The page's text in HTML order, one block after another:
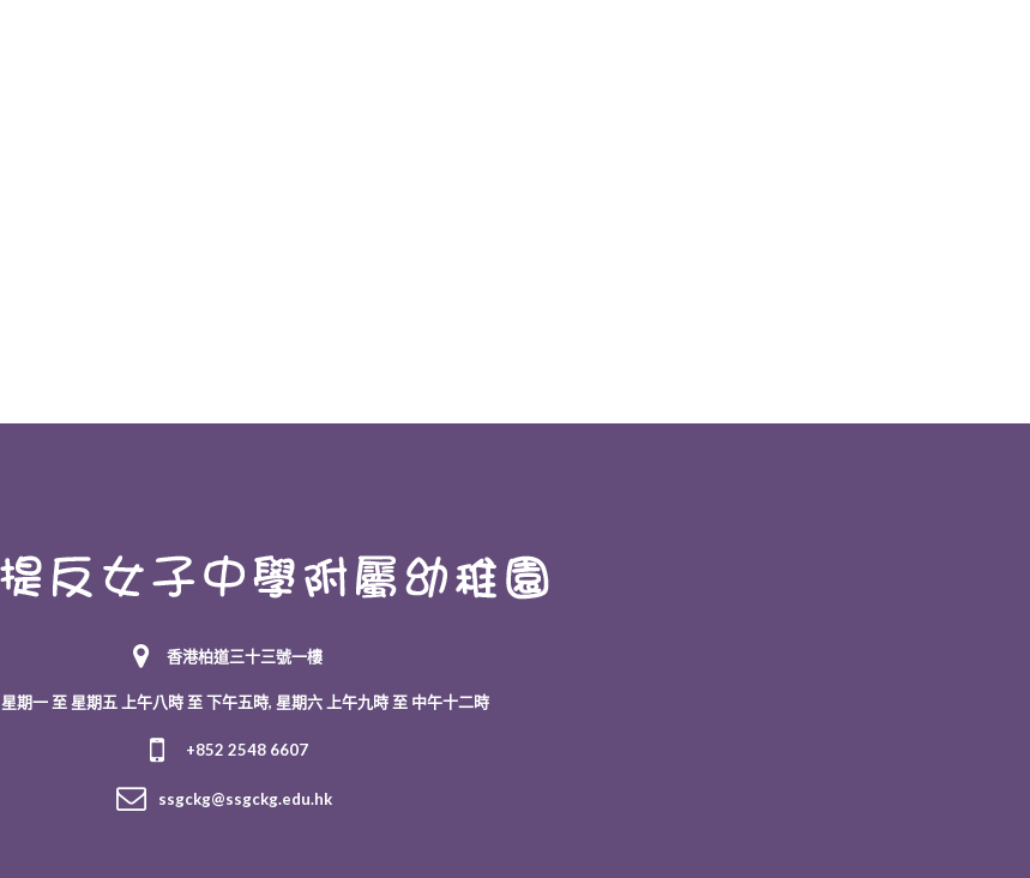
香港柏道三十三號一樓
星期一 至 星期五 上午八時 至 下午五時, 星期六 上午九時 至 中午十二時
+852 2548 6607
ssgckg@ssgckg.edu.hk